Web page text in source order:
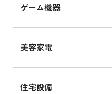
ゲーム機器
美容家電
住宅設備